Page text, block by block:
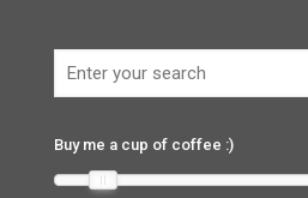
Buy me a cup of coffee :)